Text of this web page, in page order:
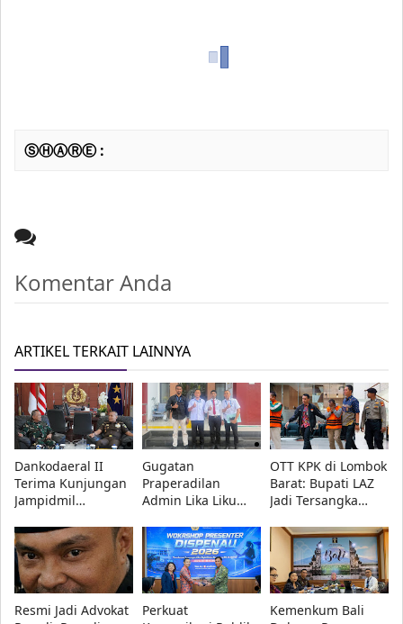
ⓈⒽⒶⓇⒺ :
Komentar Anda
ARTIKEL TERKAIT LAINNYA
Dankodaeral II
Terima Kunjungan
Jampidmil
RI, Perkuat Sinergi
Penegakan Hukum
Militer
Gugatan
Praperadilan
Admin Lika Liku
Pengadilan Negeri
Kupang
Menangkan Polda
NTT
OTT KPK di Lombok
Barat: Bupati LAZ
Jadi Tersangka
Dua Orang Lain
Resmi Jadi Advokat
Perkuat
Kemenkum Bali